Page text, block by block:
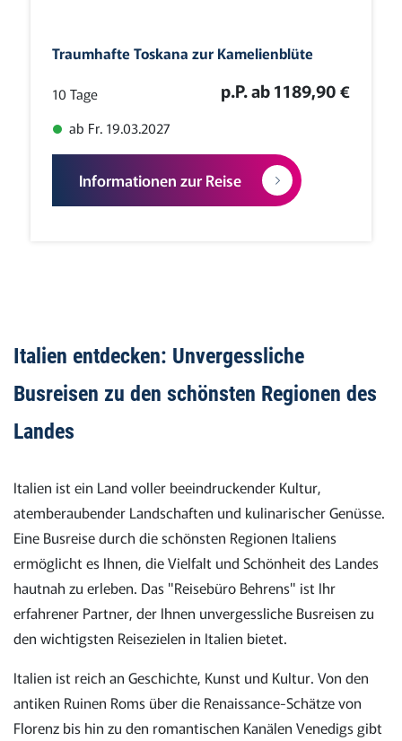
Traumhafte Toskana zur Kamelienblüte
10 Tage
ab Fr. 19.03.2027
p.P. ab 1189,90 €
Informationen zur Reise
Italien entdecken: Unvergessliche
Busreisen zu den schönsten Regionen des
Landes
Italien ist ein Land voller beeindruckender Kultur,
atemberaubender Landschaften und kulinarischer Genüsse.
Eine Busreise durch die schönsten Regionen Italiens
ermöglicht es Ihnen, die Vielfalt und Schönheit des Landes
hautnah zu erleben. Das "Reisebüro Behrens" ist Ihr
erfahrener Partner, der Ihnen unvergessliche Busreisen zu
den wichtigsten Reisezielen in Italien bietet.
Italien ist reich an Geschichte, Kunst und Kultur. Von den
antiken Ruinen Roms über die Renaissance-Schätze von
Florenz bis hin zu den romantischen Kanälen Venedigs gibt